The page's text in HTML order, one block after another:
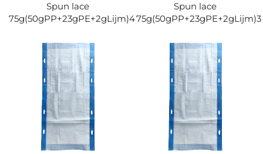
Spun lace
75g(50gPP+23gPE+2gLijm)4
Spun lace
75g(50gPP+23gPE+2gLijm)3